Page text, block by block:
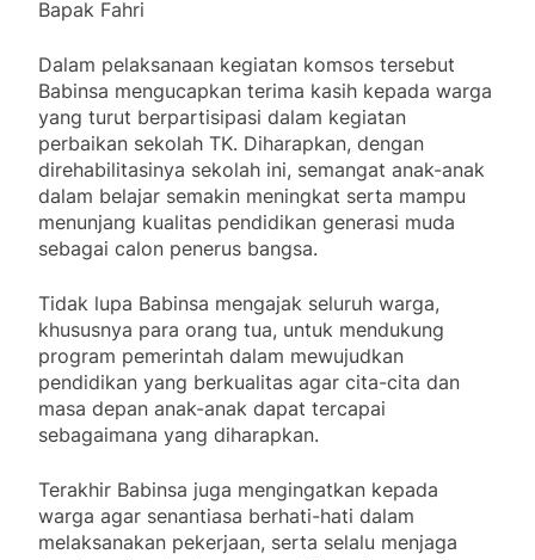
Bapak Fahri
Dalam pelaksanaan kegiatan komsos tersebut
Babinsa mengucapkan terima kasih kepada warga
yang turut berpartisipasi dalam kegiatan
perbaikan sekolah TK. Diharapkan, dengan
direhabilitasinya sekolah ini, semangat anak-anak
dalam belajar semakin meningkat serta mampu
menunjang kualitas pendidikan generasi muda
sebagai calon penerus bangsa.
Tidak lupa Babinsa mengajak seluruh warga,
khususnya para orang tua, untuk mendukung
program pemerintah dalam mewujudkan
pendidikan yang berkualitas agar cita-cita dan
masa depan anak-anak dapat tercapai
sebagaimana yang diharapkan.
Terakhir Babinsa juga mengingatkan kepada
warga agar senantiasa berhati-hati dalam
melaksanakan pekerjaan, serta selalu menjaga